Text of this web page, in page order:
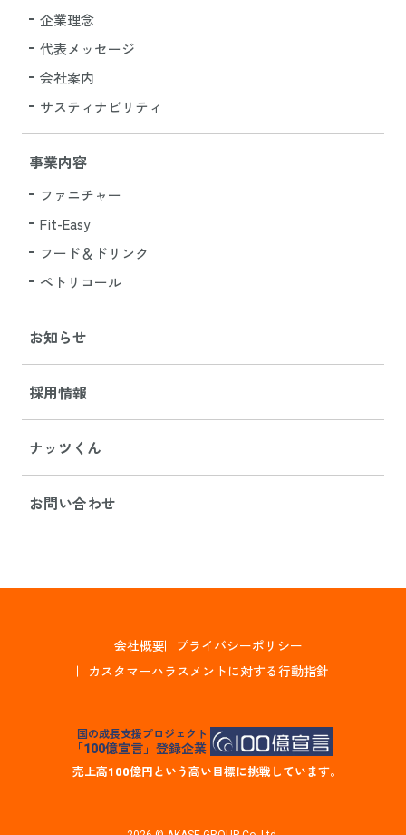
企業理念
代表メッセージ
会社案内
サスティナビリティ
事業内容
ファニチャー
Fit-Easy
フード＆ドリンク
ペトリコール
お知らせ
採用情報
ナッツくん
お問い合わせ
会社概要
プライバシーポリシー
カスタマーハラスメントに対する行動指針
国の成長支援プロジェクト
「100億宣言」登録企業
売上高100億円という高い目標に挑戦しています。